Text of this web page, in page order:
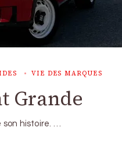
VIE DES MARQUES
Grande
son histoire. …